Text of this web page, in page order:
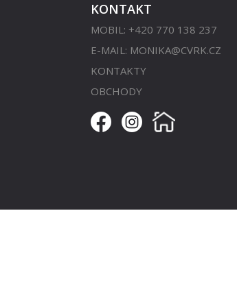
KONTAKT
MOBIL: +420 770 138 237
E-MAIL: MONIKA@CVRK.CZ
KONTAKTY
OBCHODY